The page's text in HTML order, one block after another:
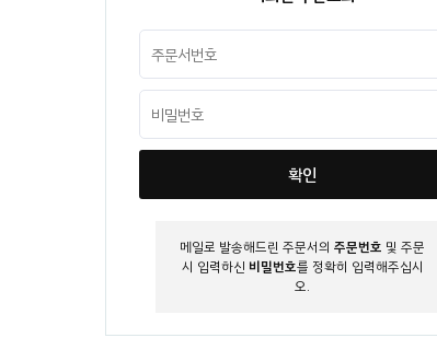
확인
메일로 발송해드린 주문서의 주문번호 및 주문
시 입력하신 비밀번호를 정확히 입력해주십시
오.